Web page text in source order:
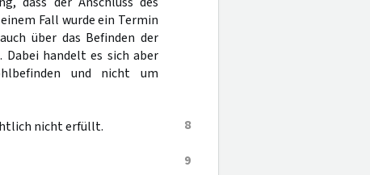
Fall wurde ein Termin
über das Befinden der
Dabei handelt es sich aber
und nicht um
8
nicht erfüllt.
9